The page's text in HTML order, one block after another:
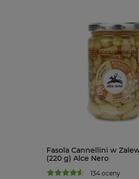
Fasola Cannellini w
(220 g) Alce Nero
134 oceny